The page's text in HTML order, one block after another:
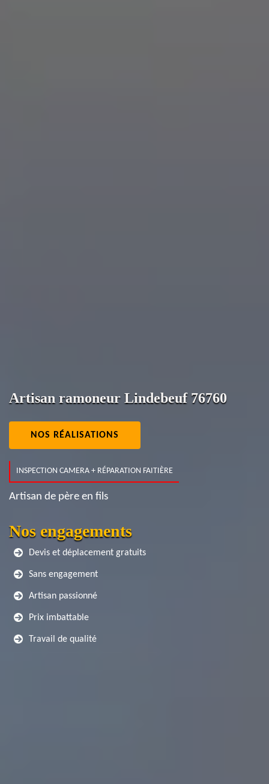
Artisan ramoneur Lindebeuf 76760
NOS RÉALISATIONS
INSPECTION CAMERA + RÉPARATION FAITIÈRE
Artisan de père en fils
Nos engagements
Devis et déplacement gratuits
Sans engagement
Artisan passionné
Prix imbattable
Travail de qualité